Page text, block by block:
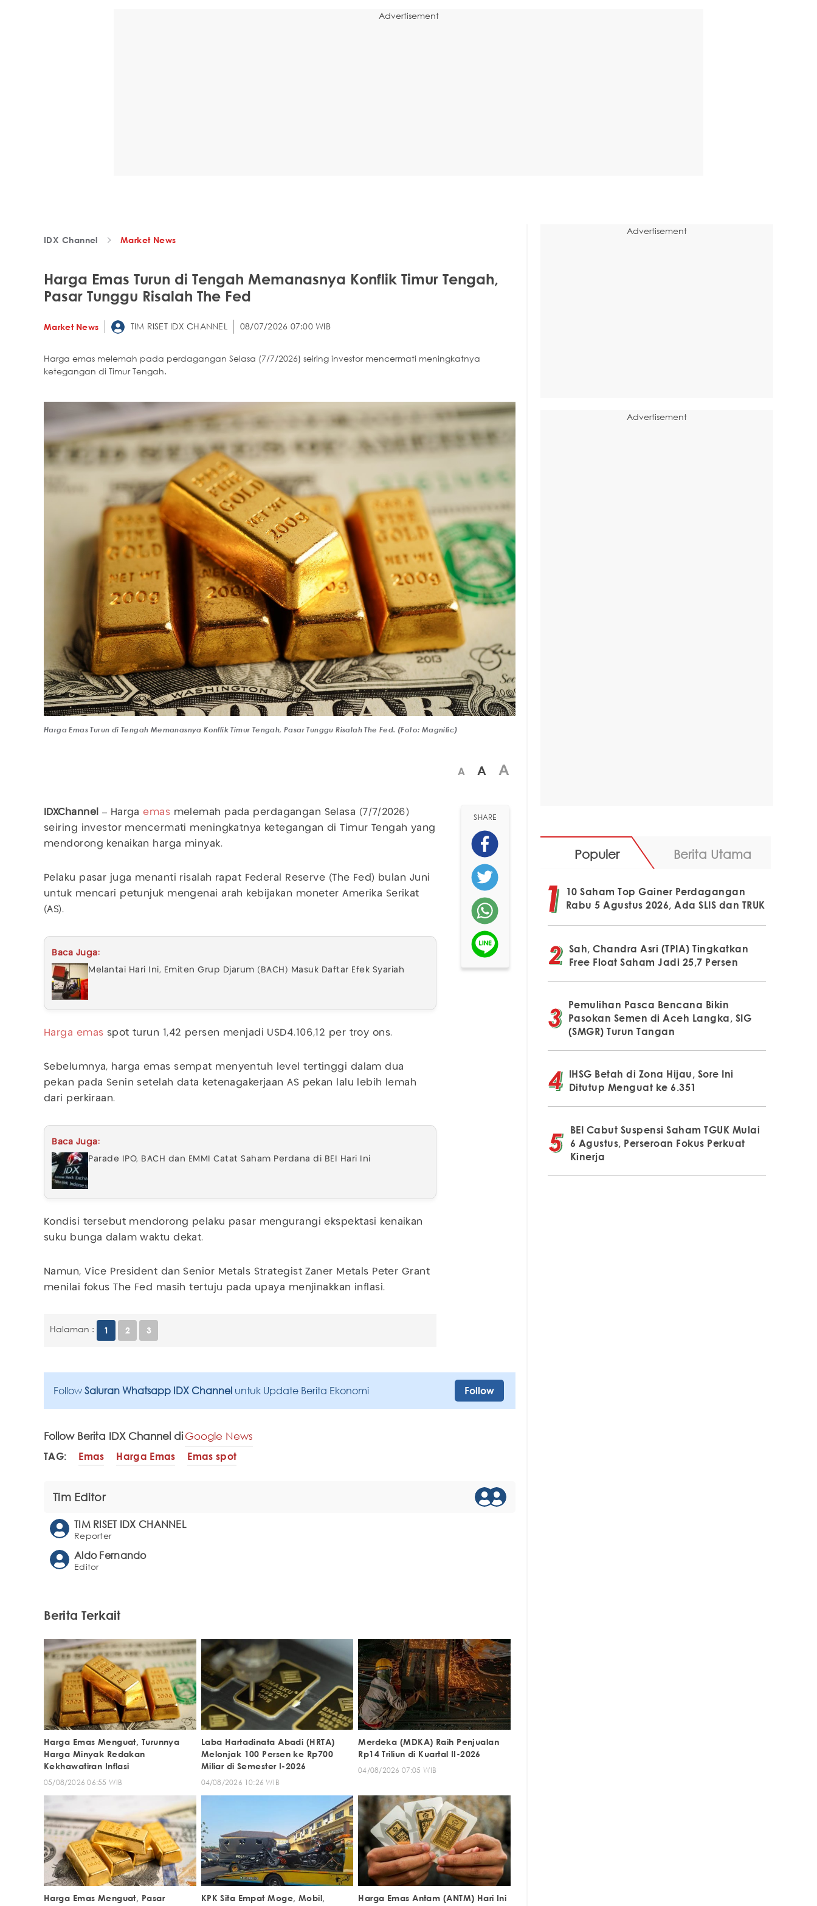
Advertisement
IDX Channel Market News
Harga Emas Turun di Tengah Memanasnya Konflik Timur Tengah,
Pasar Tunggu Risalah The Fed
Market News TIM RISET IDX CHANNEL 08/07/2026 07:00 WIB
Harga emas melemah pada perdagangan Selasa (7/7/2026) seiring investor mencermati meningkatnya
ketegangan di Timur Tengah.
Harga Emas Turun di Tengah Memanasnya Konflik Timur Tengah, Pasar Tunggu Risalah The Fed. (Foto: Magnific)
A A A
IDXChannel – Hargaemas melemah pada perdagangan Selasa (7/7/2026)
seiring investor mencermati meningkatnya ketegangan di Timur Tengah yang
mendorong kenaikan harga minyak.
Pelaku pasar juga menanti risalah rapat Federal Reserve (The Fed) bulan Juni
untuk mencari petunjuk mengenai arah kebijakan moneter Amerika Serikat
(AS).
Baca Juga:
Melantai Hari Ini, Emiten Grup Djarum (BACH) Masuk Daftar Efek Syariah
Harga emas spot turun 1,42 persen menjadi USD4.106,12 per troy ons.
Sebelumnya, harga emas sempat menyentuh level tertinggi dalam dua
pekan pada Senin setelah data ketenagakerjaan AS pekan lalu lebih lemah
dari perkiraan.
Baca Juga:
Parade IPO, BACH dan EMMI Catat Saham Perdana di BEI Hari Ini
Kondisi tersebut mendorong pelaku pasar mengurangi ekspektasi kenaikan
suku bunga dalam waktu dekat.
Namun, Vice President dan Senior Metals Strategist Zaner Metals Peter Grant
menilai fokus The Fed masih tertuju pada upaya menjinakkan inflasi.
Halaman : 1 2 3
SHARE
Follow Saluran Whatsapp IDX Channel untuk Update Berita Ekonomi Follow
Follow Berita IDX Channel diGoogle News
TAG: Emas Harga Emas Emas spot
Tim Editor
TIM RISET IDX CHANNEL
Reporter
Aldo Fernando
Editor
Berita Terkait
Harga Emas Menguat, Turunnya
Harga Minyak Redakan
Kekhawatiran Inflasi
05/08/2026 06:55 WIB
Laba Hartadinata Abadi (HRTA)
Melonjak 100 Persen ke Rp700
Miliar di Semester I-2026
04/08/2026 10:26 WIB
Merdeka (MDKA) Raih Penjualan
Rp14 Triliun di Kuartal II-2026
04/08/2026 07:05 WIB
Harga Emas Menguat, Pasar
KPK Sita Empat Moge, Mobil,
Harga Emas Antam (ANTM) Hari Ini
Advertisement
Advertisement
Populer Berita Utama
10 Saham Top Gainer Perdagangan
Rabu 5 Agustus 2026, Ada SLIS dan TRUK
Sah, Chandra Asri (TPIA) Tingkatkan
Free Float Saham Jadi 25,7 Persen
Pemulihan Pasca Bencana Bikin
Pasokan Semen di Aceh Langka, SIG
(SMGR) Turun Tangan
IHSG Betah di Zona Hijau, Sore Ini
Ditutup Menguat ke 6.351
BEI Cabut Suspensi Saham TGUK Mulai
6 Agustus, Perseroan Fokus Perkuat
Kinerja